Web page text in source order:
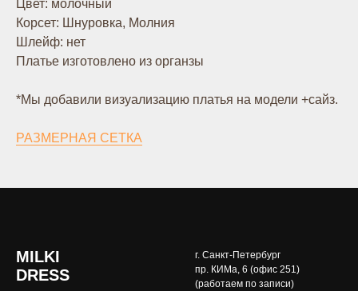
Цвет: молочный
Корсет: Шнуровка, Молния
Шлейф: нет
Платье изготовлено из органзы
*Мы добавили визуализацию платья на модели +сайз.
РАЗМЕРНАЯ СЕТКА
MILKI
DRESS
г. Санкт-Петербург
пр. КИМа, 6 (офис 251)
(работаем по записи)